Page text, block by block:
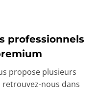
professionnels
propose plusieurs
retrouvez-nous dans